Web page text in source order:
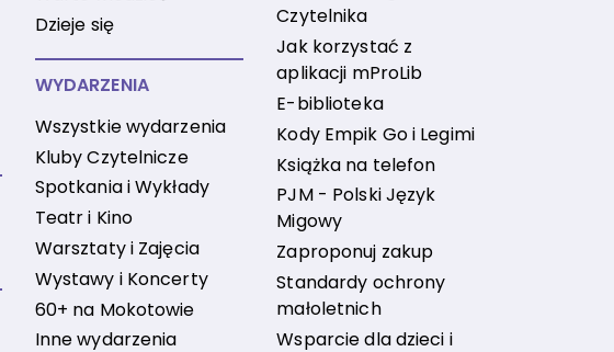
Dzieje się
WYDARZENIA
Wszystkie wydarzenia
Kluby Czytelnicze
Spotkania i Wykłady
Teatr i Kino
Warsztaty i Zajęcia
Wystawy i Koncerty
60+ na Mokotowie
Inne wydarzenia
Czytelnika
Jak korzystać z
aplikacji mProLib
E-biblioteka
Kody Empik Go i Legimi
Książka na telefon
PJM - Polski Język
Migowy
Zaproponuj zakup
Standardy ochrony
małoletnich
Wsparcie dla dzieci i